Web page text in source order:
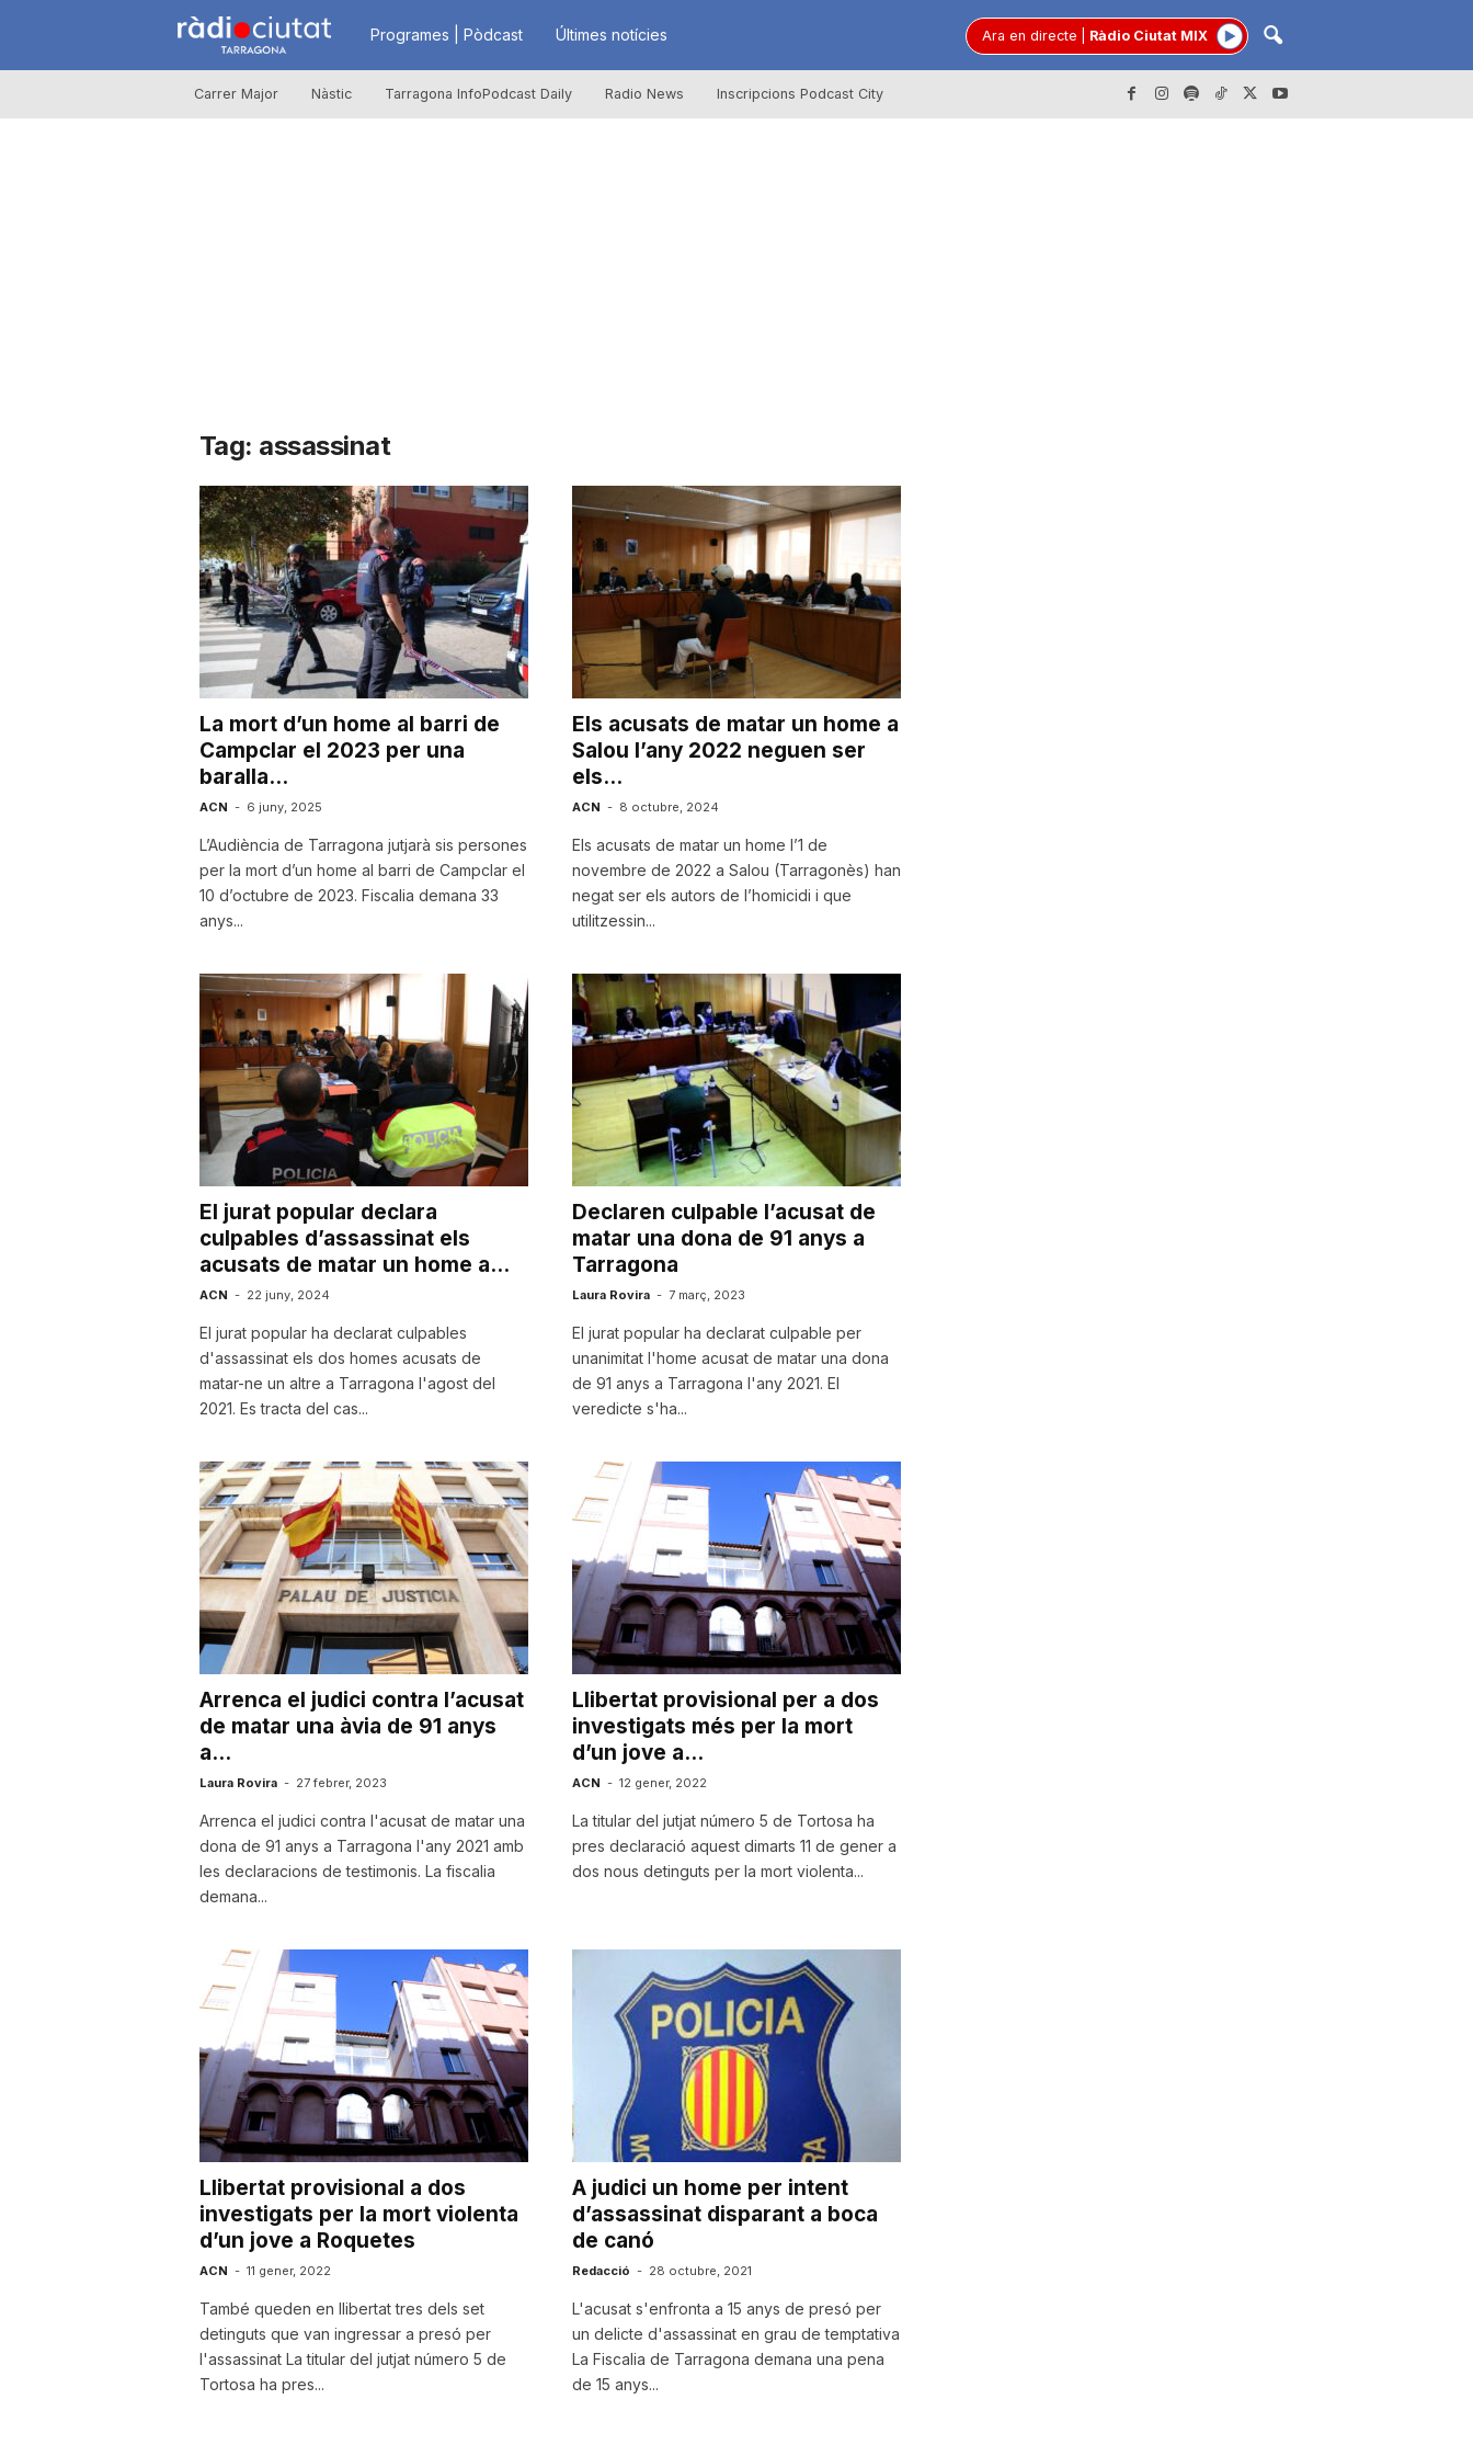
R
à
i
u
t
a
e
a
r
o
a
Programes | Pòdcast Últimes notícies Ara en directe Ràdio Ciutat MIX
Carrer Major Nàstic Tarragona InfoPodcast Daily Radio News Inscripcions Podcast City
Tag: assassinat
La mort d’un home al barri de
Campclar el 2023 per una
baralla...
ACN - 6 juny, 2025
L’Audiència de Tarragona jutjarà sis persones
per la mort d’un home al barri de Campclar el
10 d’octubre de 2023. Fiscalia demana 33
anys...
Els acusats de matar un home a
Salou l’any 2022 neguen ser
els...
ACN - 8 octubre, 2024
Els acusats de matar un home l’1 de
novembre de 2022 a Salou (Tarragonès) han
negat ser els autors de l’homicidi i que
utilitzessin...
El jurat popular declara
culpables d’assassinat els
acusats de matar un home a...
ACN - 22 juny, 2024
El jurat popular ha declarat culpables
d'assassinat els dos homes acusats de
matar-ne un altre a Tarragona l'agost del
2021. Es tracta del cas...
Declaren culpable l’acusat de
matar una dona de 91 anys a
Tarragona
Laura Rovira - 7 març, 2023
El jurat popular ha declarat culpable per
unanimitat l'home acusat de matar una dona
de 91 anys a Tarragona l'any 2021. El
veredicte s'ha...
Arrenca el judici contra l’acusat
de matar una àvia de 91 anys
a...
Laura Rovira - 27 febrer, 2023
Arrenca el judici contra l'acusat de matar una
dona de 91 anys a Tarragona l'any 2021 amb
les declaracions de testimonis. La fiscalia
demana...
Llibertat provisional per a dos
investigats més per la mort
d’un jove a...
ACN - 12 gener, 2022
La titular del jutjat número 5 de Tortosa ha
pres declaració aquest dimarts 11 de gener a
dos nous detinguts per la mort violenta...
Llibertat provisional a dos
investigats per la mort violenta
d’un jove a Roquetes
ACN - 11 gener, 2022
També queden en llibertat tres dels set
detinguts que van ingressar a presó per
l'assassinat La titular del jutjat número 5 de
Tortosa ha pres...
A judici un home per intent
d’assassinat disparant a boca
de canó
Redacció - 28 octubre, 2021
L'acusat s'enfronta a 15 anys de presó per
un delicte d'assassinat en grau de temptativa
La Fiscalia de Tarragona demana una pena
de 15 anys...